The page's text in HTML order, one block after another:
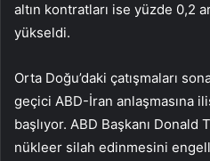
altın kontratları ise yüzde 0,2
yükseldi.
Orta Doğu’daki çatışmaları
geçici ABD-İran anlaşmasına
başlıyor. ABD Başkanı Donald
nükleer silah edinmesini